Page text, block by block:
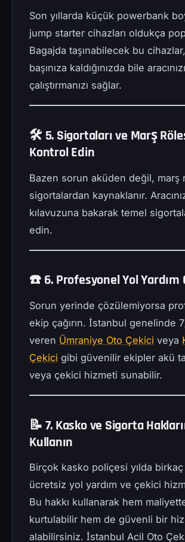
Son yıllarda küçük powerbank
jump starter cihazları oldukça
Bagajda taşınabilecek bu
başınıza kaldığınızda bile aracınızı
çalıştırmanızı sağlar.
🛠️ 5. Sigortaları ve Marş
Kontrol Edin
Bazen sorun aküden değil, marş
sigortalardan kaynaklanır.
kılavuzuna bakarak temel
edin.
☎️ 6. Profesyonel Yol Yardım
Sorun yerinde çözülemiyorsa
ekip çağırın. İstanbul genelinde
veren Ümraniye Oto Çekici veya
Çekici gibi güvenilir ekipler akü
veya çekici hizmeti sunabilir.
📝 7. Kasko ve Sigorta
Kullanın
Birçok kasko poliçesi yılda
ücretsiz yol yardım ve çekici
Bu hakkı kullanarak hem
kurtulabilir hem de güvenli bir
alabilirsiniz. İstanbul Acil Oto